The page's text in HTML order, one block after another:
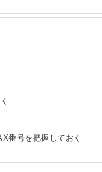
番号を把握しておく